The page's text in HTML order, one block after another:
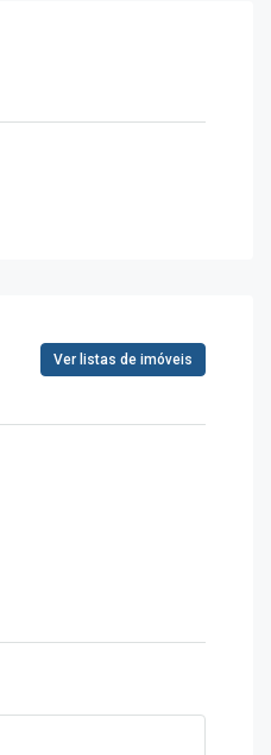
Ver listas de imóveis